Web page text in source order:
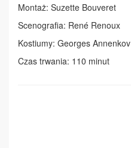
Montaż: Suzette Bouveret
Scenografia: René Renoux
Kostiumy: Georges Annenkov
Czas trwania: 110 minut